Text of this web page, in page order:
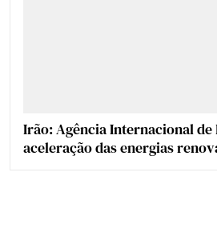
Irão: Agência Internacional de
aceleração das energias